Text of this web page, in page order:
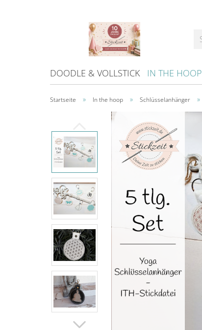
DOODLE & VOLLSTICK IN THE HOOP
Startseite » In the hoop » Schlüsselanhänger »